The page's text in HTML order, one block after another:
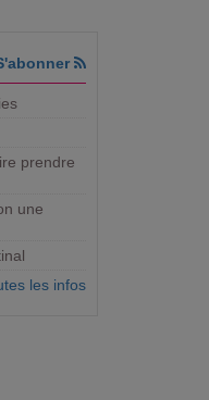
prendre
une
les infos